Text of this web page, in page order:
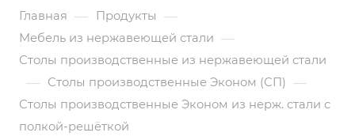
Главная — Продукты —
Мебель из нержавеющей стали —
Столы производственные из нержавеющей стали
— Столы производственные Эконом (СП) —
Столы производственные Эконом из нерж. стали с
полкой-решёткой
изготовлен